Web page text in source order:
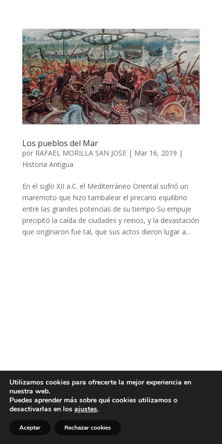
Los pueblos del Mar
por RAFAEL MORILLA SAN JOSE| Mar 16, 2019 |
Historia Antigua
En el siglo XII a.C. el Mediterráneo Oriental sufrió un
maremoto que hizo tambalear el precario equilibrio
entre las grandes potencias de su tiempo Su empuje
precipitó la caída de ciudades y reinos, y la devastación
que originaron fue tal, que sus actos dieron lugar a...
Utilizamos cookies para ofrecerte la mejor experiencia en
nuestra web.
Puedes aprender más sobre qué cookies utilizamos o
desactivarlas en los ajustes.
Aceptar Rechazar cookies